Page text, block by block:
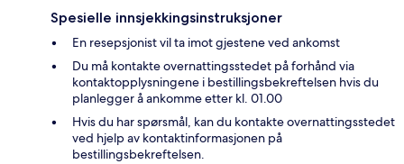
Spesielle innsjekkingsinstruksjoner
En resepsjonist vil ta imot gjestene ved ankomst
Du må kontakte overnattingsstedet på forhånd via
kontaktopplysningene i bestillingsbekreftelsen hvis du
planlegger å ankomme etter kl. 01.00
Hvis du har spørsmål, kan du kontakte overnattingsstedet
ved hjelp av kontaktinformasjonen på
bestillingsbekreftelsen.